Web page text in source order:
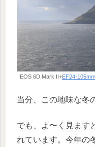
EOS 6D Mark II+EF24-
当分、この地味な冬
でも、よ〜く見ます
れています。今年の